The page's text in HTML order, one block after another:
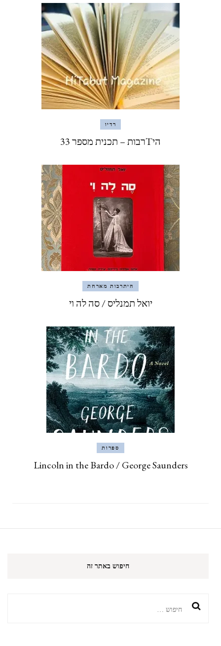
רדיו
היTרבות – תכנית מספר 33
היתרבות מארחת
יואל תמנליס / סה לה וי
ספרות
Lincoln in the Bardo / George Saunders
חיפוש באתר זה
חיפוש: